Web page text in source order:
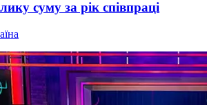
суму за рік співпраці